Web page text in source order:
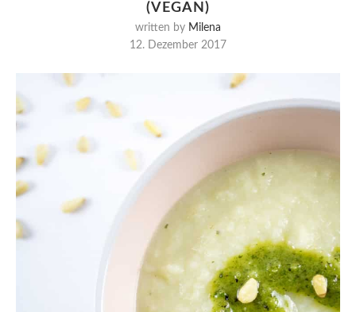
(VEGAN)
written by Milena
12. Dezember 2017